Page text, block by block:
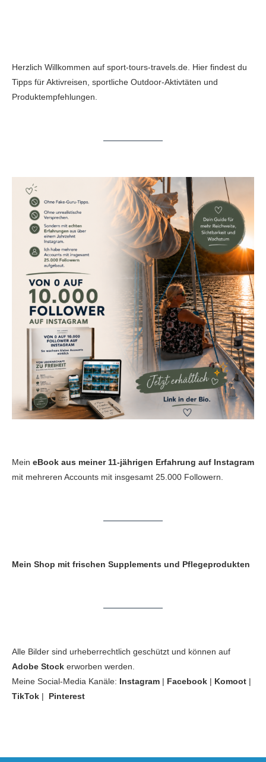
Herzlich Willkommen auf sport-tours-travels.de. Hier findest du
Tipps für Aktivreisen, sportliche Outdoor-Aktivtäten und
Produktempfehlungen.
Mein eBook aus meiner 11-jährigen Erfahrung auf Instagram
mit mehreren Accounts mit insgesamt 25.000 Followern.
Mein Shop mit frischen Supplements und Pflegeprodukten
Alle Bilder sind urheberrechtlich geschützt und können auf
Adobe Stock erworben werden.
Meine Social-Media Kanäle: Instagram | Facebook | Komoot |
TikTok | Pinterest